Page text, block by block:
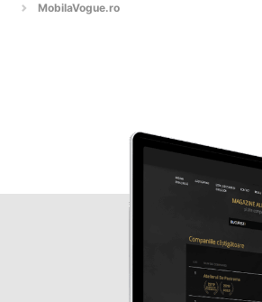
MobilaVogue.ro